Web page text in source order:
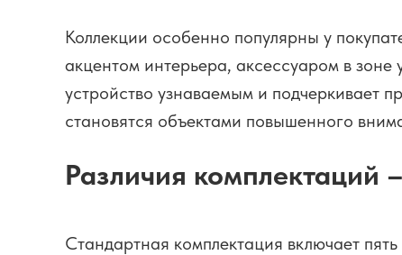
Коллекции особенно популярны у
акцентом интерьера, аксессуаром в
устройство узнаваемым и подчеркивает
становятся объектами повышенного
Различия комплектаций
Стандартная комплектация включает